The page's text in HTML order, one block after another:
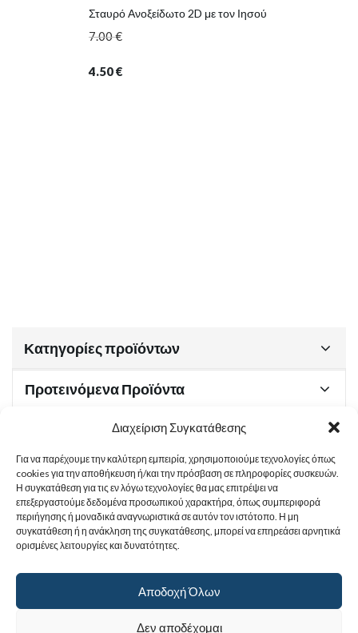
Διαχείριση Συγκατάθεσης
Για να παρέχουμε την καλύτερη εμπειρία, χρησιμοποιούμε τεχνολογίες όπως
cookies για την αποθήκευση ή/και την πρόσβαση σε πληροφορίες συσκευών.
Η συγκατάθεση για τις εν λόγω τεχνολογίες θα μας επιτρέψει να
επεξεργαστούμε δεδομένα προσωπικού χαρακτήρα, όπως συμπεριφορά
περιήγησης ή μοναδικά αναγνωριστικά σε αυτόν τον ιστότοπο. Η μη
συγκατάθεση ή η ανάκληση της συγκατάθεσης, μπορεί να επηρεάσει αρνητικά
ορισμένες λειτουργίες και δυνατότητες.
Αποδοχή Όλων
Δεν αποδέχομαι
Σταυρό Ανοξείδωτο 2D με τον Ιησού
7.00€
4.50€
Κατηγορίες προϊόντων
Προτεινόμενα Προϊόντα
Χρήσιμα Έγγραφα
Sitemap
Στοιχεία Επικοινωνίας